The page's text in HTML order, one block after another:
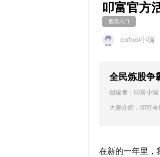
叩富官方
股票入门
cofool小编
全民炼股争
创建者：叩富小
大赛介绍：叩富
在新的一年里